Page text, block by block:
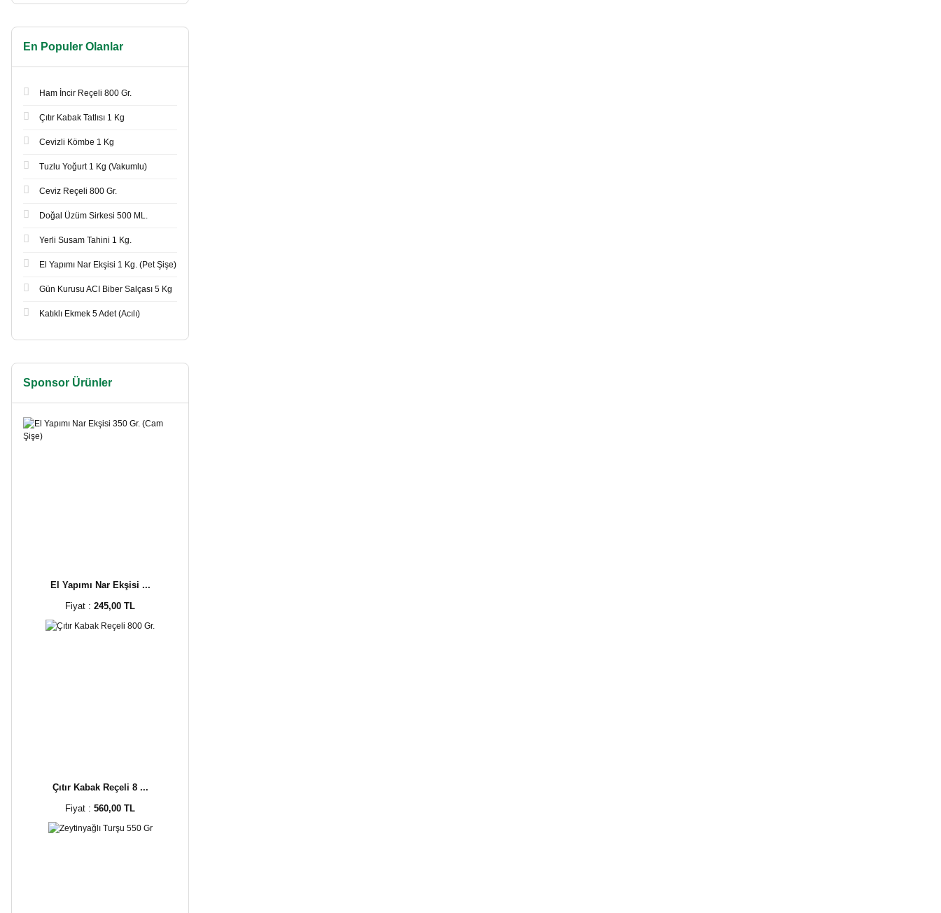
En Populer Olanlar
Ham İncir Reçeli 800 Gr.
Çıtır Kabak Tatlısı 1 Kg
Cevizli Kömbe 1 Kg
Tuzlu Yoğurt 1 Kg (Vakumlu)
Ceviz Reçeli 800 Gr.
Doğal Üzüm Sirkesi 500 ML.
Yerli Susam Tahini 1 Kg.
El Yapımı Nar Ekşisi 1 Kg. (Pet Şişe)
Gün Kurusu ACI Biber Salçası 5 Kg
Katıklı Ekmek 5 Adet (Acılı)
Sponsor Ürünler
El Yapımı Nar Ekşisi ...
Fiyat : 245,00 TL
Çıtır Kabak Reçeli 8 ...
Fiyat : 560,00 TL